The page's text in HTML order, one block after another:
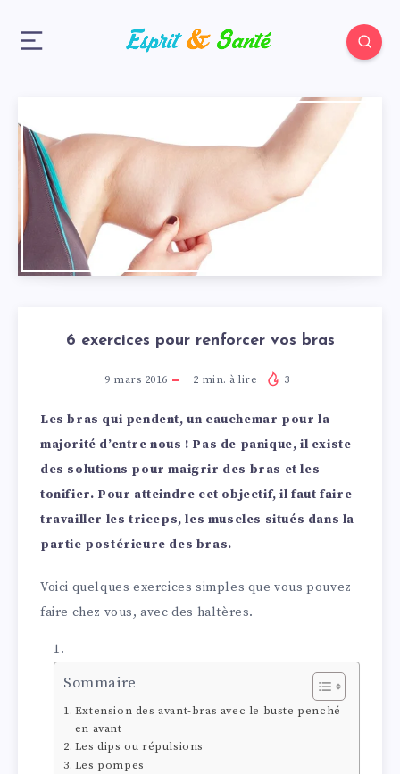
6 exercices pour renforcer vos bras
9 mars 2016 2 min. à lire 3
Les bras qui pendent, un cauchemar pour la
majorité d’entre nous ! Pas de panique, il existe
des solutions pour maigrir des bras et les
tonifier. Pour atteindre cet objectif, il faut faire
travailler les triceps, les muscles situés dans la
partie postérieure des bras.
Voici quelques exercices simples que vous pouvez
faire chez vous, avec des haltères.
Sommaire
Extension des avant-bras avec le buste penché
en avant
Les dips ou répulsions
Les pompes